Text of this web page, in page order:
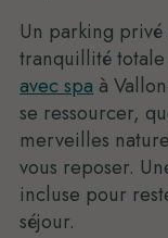
Un parking
tranquillité
avec spa à
se ressourcer,
merveilles
vous reposer.
incluse pour
séjour.